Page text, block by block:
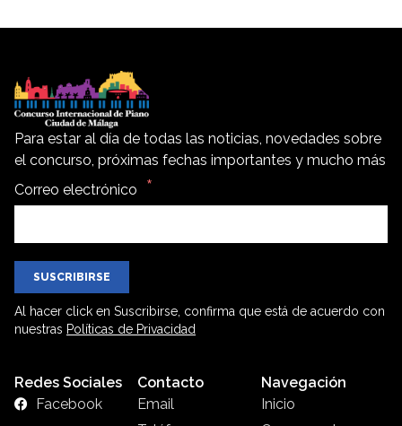
Para estar al día de todas las noticias, novedades sobre
el concurso, próximas fechas importantes y mucho más
Correo electrónico
SUSCRIBIRSE
Al hacer click en Suscribirse, confirma que está de acuerdo con
nuestras Políticas de Privacidad
Redes Sociales
Facebook
Contacto
Email
Navegación
Inicio